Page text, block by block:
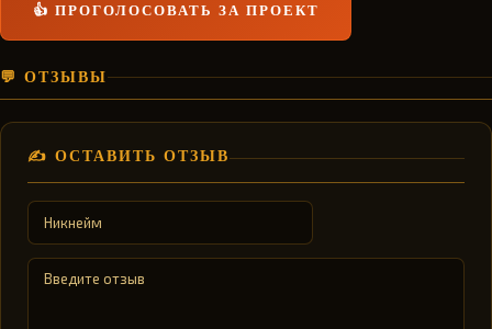
👍 ПРОГОЛОСОВАТЬ ЗА ПРОЕКТ
💬 ОТЗЫВЫ
✍️ ОСТАВИТЬ ОТЗЫВ